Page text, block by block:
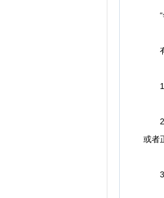
“年
有
1、
2、
或者
3、